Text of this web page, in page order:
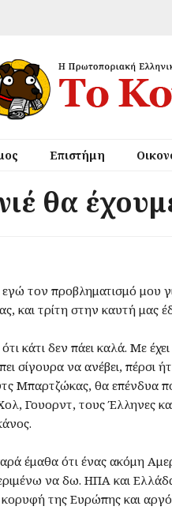
Επιστήμη
θα
τον προβληματισμό μου
και τρίτη στην καυτή μας
κάτι δεν πάει καλά. Με
σίγουρα να ανέβει, πέρσι
Μπαρτζώκας, θα επένδυα
Γουορντ, τους Έλληνες
έμαθα ότι ένας ακόμη
να δω. ΗΠΑ και
της Ευρώπης και